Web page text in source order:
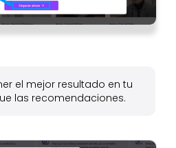
el mejor resultado en tu
las recomendaciones.